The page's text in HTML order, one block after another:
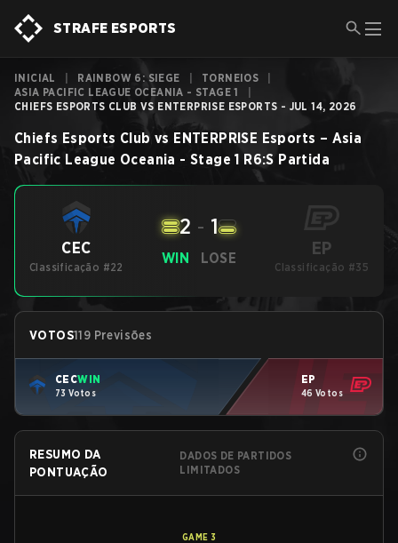
STRAFE ESPORTS
INICIAL RAINBOW 6: SIEGE TORNEIOS
ASIA PACIFIC LEAGUE OCEANIA - STAGE 1
CHIEFS ESPORTS CLUB VS ENTERPRISE ESPORTS - JUL 14, 2026
Chiefs Esports Club vs ENTERPRISE Esports – Asia
Pacific League Oceania - Stage 1 R6:S Partida
CEC
Classificação #22
WIN
2 - 1
LOSE EP
Classificação #35
VOTOS119 Previsões
CECWIN
73 Votos
EP
46 Votos
RESUMO DA
PONTUAÇÃO
DADOS DE PARTIDOS
LIMITADOS
GAME 3